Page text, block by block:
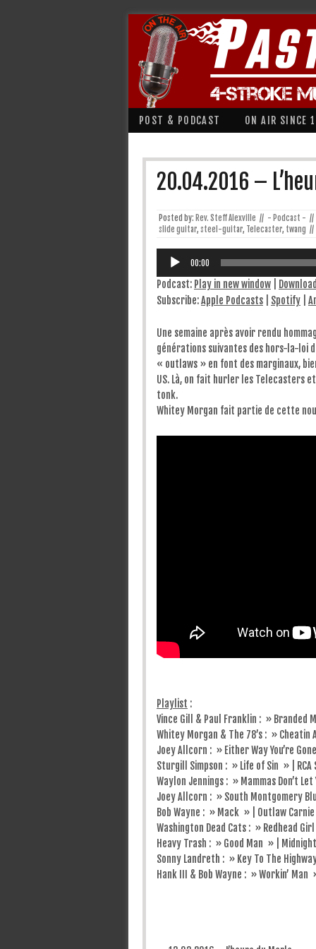
POST & PODCAST ON AIR SINCE
20.04.2016 –
Posted by: Rev. Steff Alexville // - Podcast - //
slide guitar, steel-guitar, Telecaster, twang //
Lecteur
audio
00:00
Podcast: Play in new window Download
Subscribe:Apple Podcasts Spotify
Une semaine après avoir rendu
générations suivantes des hors-la-loi
« outlaws » en font des marginaux,
US. Là, on fait hurler les Telecasters
tonk.
Whitey Morgan fait partie de cette
Playlist :
Vince Gill & Paul Franklin : » Branded
Whitey Morgan & The 78’s : » Cheatin
Joey Allcorn : » Either Way You’re
Sturgill Simpson : » Life of Sin » | RCA
Waylon Jennings : » Mammas Don’t
Joey Allcorn : » South Montgomery
Bob Wayne : » Mack » | Outlaw Carnie
Washington Dead Cats : » Redhead
Heavy Trash : » Good Man » |
Sonny Landreth : » Key To The
Hank III & Bob Wayne : » Workin’ Man